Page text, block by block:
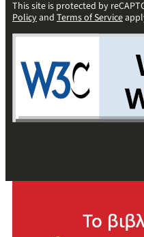
This site is protected by
Policyand Terms of Service